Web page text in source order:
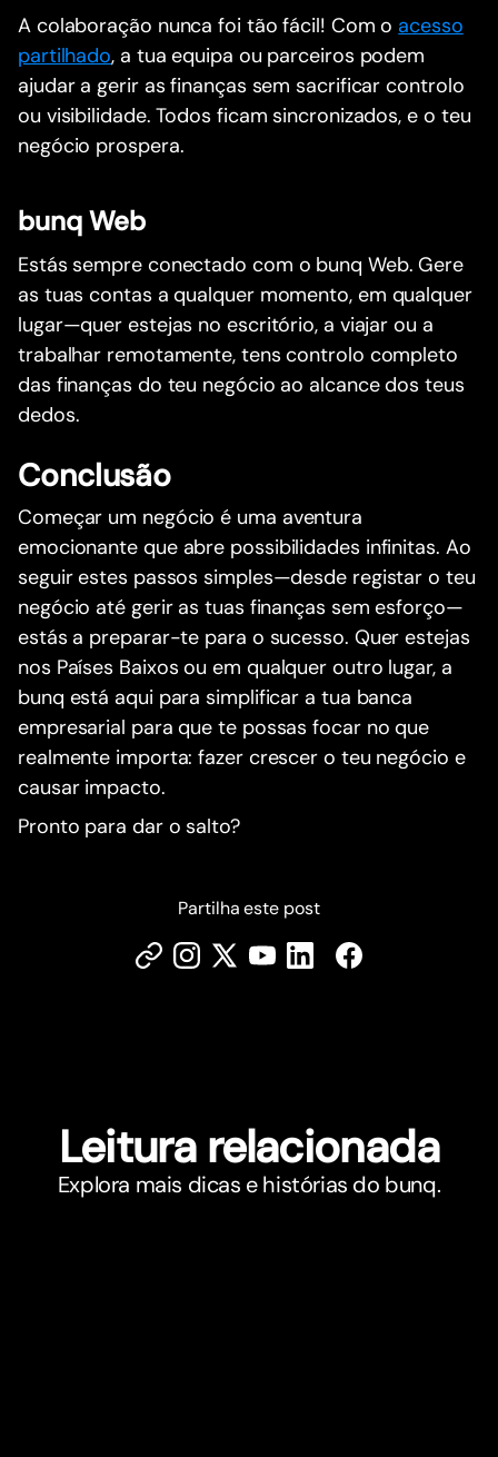
A colaboração nunca foi tão fácil! Com o acesso
partilhado, a tua equipa ou parceiros podem
ajudar a gerir as finanças sem sacrificar controlo
ou visibilidade. Todos ficam sincronizados, e o teu
negócio prospera.
bunq Web
Estás sempre conectado com o bunq Web. Gere
as tuas contas a qualquer momento, em qualquer
lugar—quer estejas no escritório, a viajar ou a
trabalhar remotamente, tens controlo completo
das finanças do teu negócio ao alcance dos teus
dedos.
Conclusão
Começar um negócio é uma aventura
emocionante que abre possibilidades infinitas. Ao
seguir estes passos simples—desde registar o teu
negócio até gerir as tuas finanças sem esforço—
estás a preparar-te para o sucesso. Quer estejas
nos Países Baixos ou em qualquer outro lugar, a
bunq está aqui para simplificar a tua banca
empresarial para que te possas focar no que
realmente importa: fazer crescer o teu negócio e
causar impacto.
Pronto para dar o salto?
Partilha este post
Leitura relacionada
Explora mais dicas e histórias do bunq.